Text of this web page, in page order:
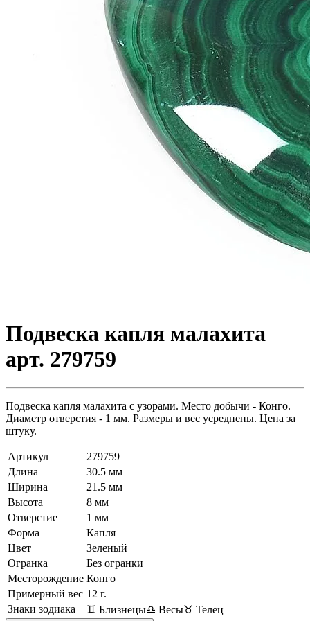
Подвеска капля малахита
арт. 279759
Подвеска капля малахита с узорами. Место добычи - Конго.
Диаметр отверстия - 1 мм. Размеры и вес усреднены. Цена за
штуку.
Артикул
279759
Длина
30.5 мм
Ширина
21.5 мм
Высота
8 мм
Отверстие
1 мм
Форма
Капля
Цвет
Зеленый
Огранка
Без огранки
Месторождение Конго
Примерный вес 12 г.
Знаки зодиака
♊ Близнецы♎ Весы♉ Телец